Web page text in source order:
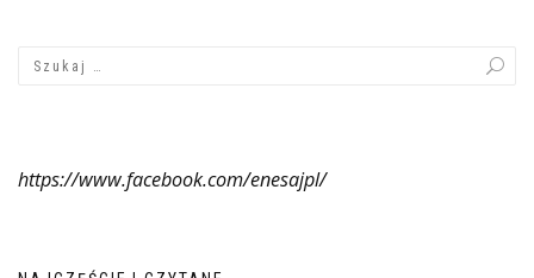
https://www.facebook.com/enesajpl/